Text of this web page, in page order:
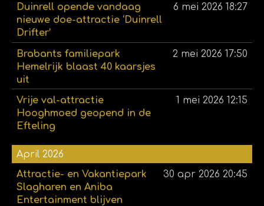
Duinrell opende vandaag
nieuwe doe-attractie ‘Duinrell
Drifter’
6 mei 2026 18:27
Brabants familiepark
Hemelrijk blaast 40 kaarsjes
uit
2 mei 2026 17:50
Vrije val-attractie
Hooghmoed geopend in de
Efteling
1 mei 2026 12:15
April 2026
Attractie- en Vakantiepark
Slagharen en Aniba
Entertainment blijven
30 apr 2026 20:45